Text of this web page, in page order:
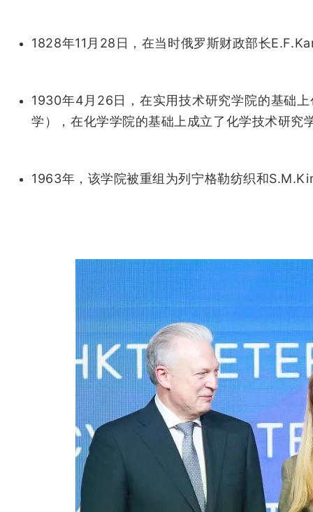
1828年11月28日，在当时俄罗斯财政部长
1930年4月26日，在实用技术研究学院的基础
学），在化学学院的基础上成立了化学技术研究
1963年，该学院被重组为列宁格勒纺织和